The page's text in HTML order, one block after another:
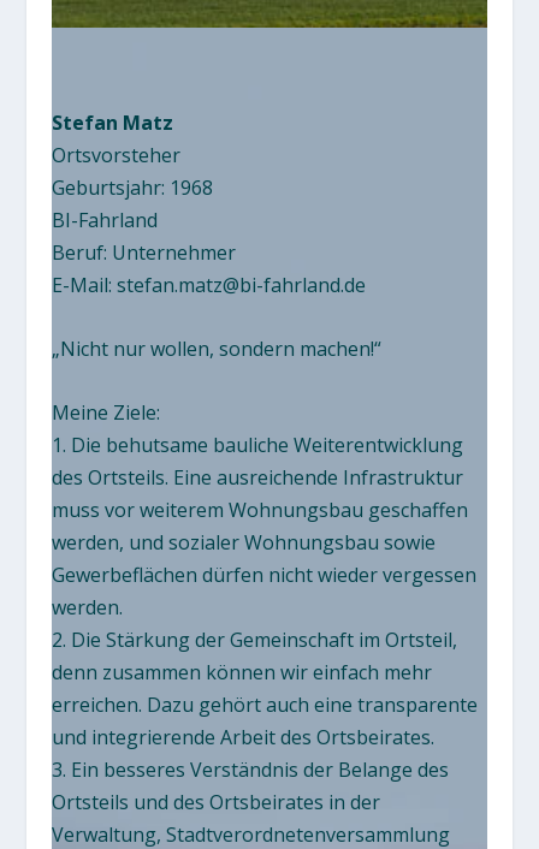
Stefan Matz
Ortsvorsteher
Geburtsjahr: 1968
BI-Fahrland
Beruf: Unternehmer
E-Mail: stefan.matz@bi-fahrland.de
„Nicht nur wollen, sondern machen!“
Meine Ziele:
1. Die behutsame bauliche Weiterentwicklung
des Ortsteils. Eine ausreichende Infrastruktur
muss vor weiterem Wohnungsbau geschaffen
werden, und sozialer Wohnungsbau sowie
Gewerbeflächen dürfen nicht wieder vergessen
werden.
2. Die Stärkung der Gemeinschaft im Ortsteil,
denn zusammen können wir einfach mehr
erreichen. Dazu gehört auch eine transparente
und integrierende Arbeit des Ortsbeirates.
3. Ein besseres Verständnis der Belange des
Ortsteils und des Ortsbeirates in der
Verwaltung, Stadtverordnetenversammlung